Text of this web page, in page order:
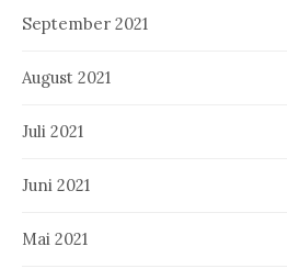
September 2021
August 2021
Juli 2021
Juni 2021
Mai 2021